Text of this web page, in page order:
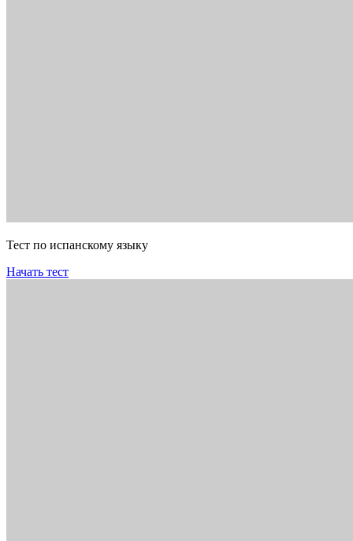
Тест по испанскому языку
Начать тест